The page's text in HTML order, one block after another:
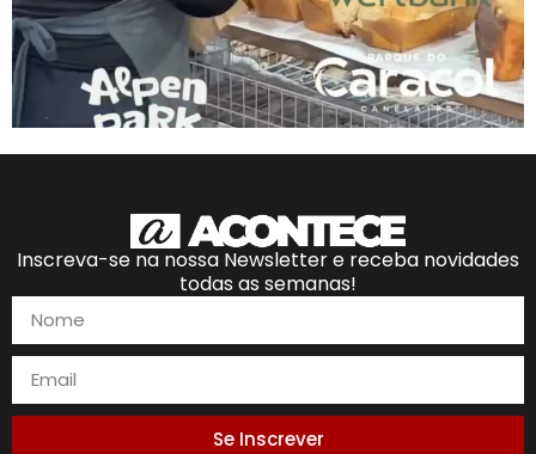
Inscreva-se na nossa Newsletter e receba novidades
todas as semanas!
Se Inscrever